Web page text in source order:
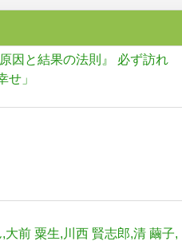
因と結果の法則』 必ず訪れ
せ」
大前 粟生,川西 賢志郎,清 繭子,